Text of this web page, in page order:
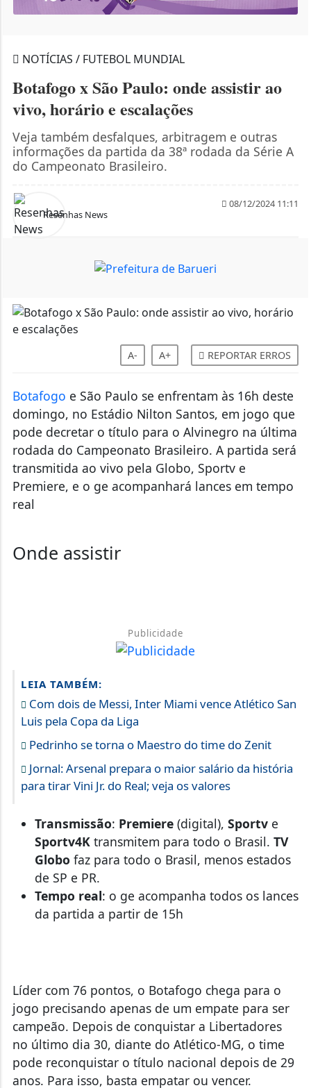
NOTÍCIAS / FUTEBOL MUNDIAL
Botafogo x São Paulo: onde assistir ao
vivo, horário e escalações
Veja também desfalques, arbitragem e outras
informações da partida da 38ª rodada da Série A
do Campeonato Brasileiro.
Resenhas News
08/12/2024 11:11
A- A+ REPORTAR ERROS
Botafogo e São Paulo se enfrentam às 16h deste
domingo, no Estádio Nilton Santos, em jogo que
pode decretar o título para o Alvinegro na última
rodada do Campeonato Brasileiro. A partida será
transmitida ao vivo pela Globo, Sportv e
Premiere, e o ge acompanhará lances em tempo
real
Onde assistir
Publicidade
LEIA TAMBÉM:
Com dois de Messi, Inter Miami vence Atlético San
Luis pela Copa da Liga
Pedrinho se torna o Maestro do time do Zenit
Jornal: Arsenal prepara o maior salário da história
para tirar Vini Jr. do Real; veja os valores
Transmissão: Premiere(digital), Sportve
Sportv4Ktransmitem para todo o Brasil. TV
Globo faz para todo o Brasil, menos estados
de SP e PR.
Tempo real: o ge acompanha todos os lances
da partida a partir de 15h
Líder com 76 pontos, o Botafogo chega para o
jogo precisando apenas de um empate para ser
campeão. Depois de conquistar a Libertadores
no último dia 30, diante do Atlético-MG, o time
pode reconquistar o título nacional depois de 29
anos. Para isso, basta empatar ou vencer.